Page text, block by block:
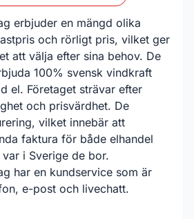
erbjuder en mängd olika
och rörligt pris, vilket ger
att välja efter sina behov. De
100% svensk vindkraft
el. Företaget strävar efter
och prisvärdhet. De
vilket innebär att
faktura för både elhandel
i Sverige de bor.
har en kundservice som är
e-post och livechatt.